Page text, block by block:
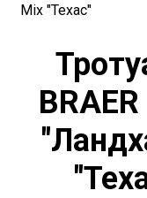
Mix "Техас"